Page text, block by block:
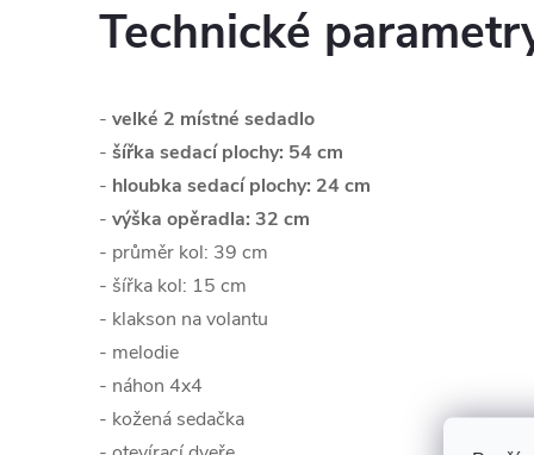
Technické
- velké 2 místné sedadlo
- šířka sedací plochy: 54 cm
- hloubka sedací plochy: 24 cm
- výška opěradla: 32 cm
- průměr kol: 39 cm
- šířka kol: 15 cm
- klakson na volantu
- melodie
- náhon 4x4
- kožená sedačka